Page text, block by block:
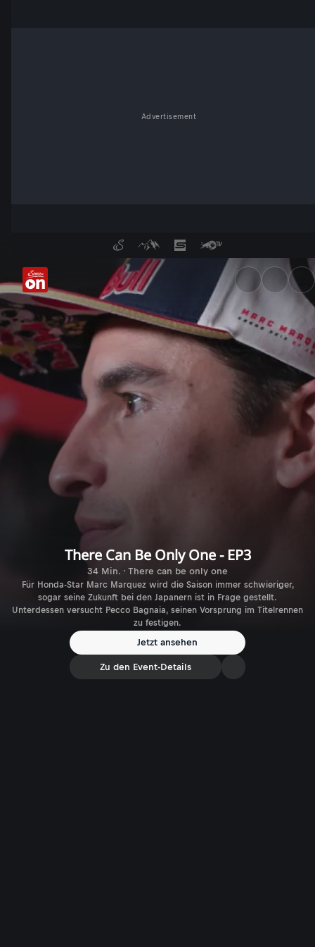
Advertisement
There Can Be Only One |
There Can Be Only One - EP3
34 Min. · There can be only one
Für Honda-Star Marc Marquez wird die Saison immer schwieriger,
sogar seine Zukunft bei den Japanern ist in Frage gestellt.
Unterdessen versucht Pecco Bagnaia, seinen Vorsprung im Titelrennen
zu festigen.
Jetzt ansehen
Zu den Event-Details